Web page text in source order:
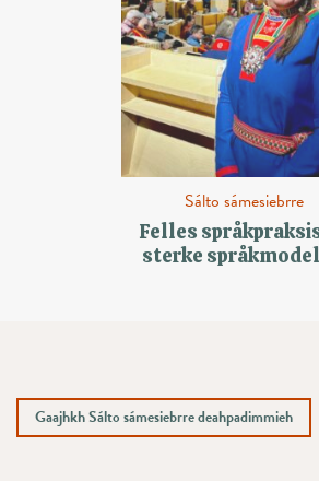
Sálto sámesiebrre
Felles
sterke
Gaajhkh Sálto sámesiebrre deahpadimmieh